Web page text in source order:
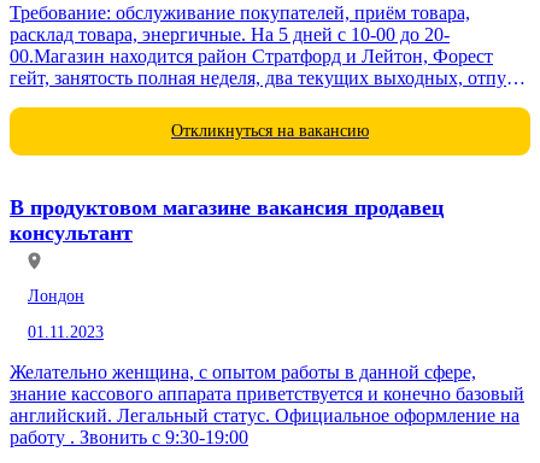
Требование: обслуживание покупателей, приём товара,
расклад товара, энергичные. На 5 дней с 10-00 до 20-
00.Магазин находится район Стратфорд и Лейтон, Форест
гейт, занятость полная неделя, два текущих выходных, отпуск
Откликнуться на вакансию
В продуктовом магазине вакансия продавец
консультант
Лондон
01.11.2023
Желательно женщина, с опытом работы в данной сфере,
знание кассового аппарата приветствуется и конечно базовый
английский. Легальный статус. Официальное оформление на
работу . Звонить с 9:30-19:00